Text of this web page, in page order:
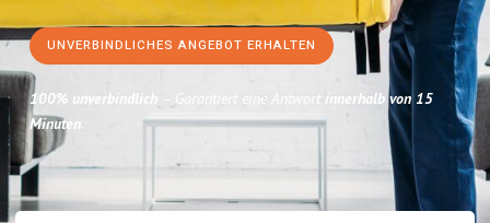
UNVERBINDLICHES ANGEBOT ERHALTEN
100% unverbindlich – Garantiert eine Antwort innerhalb von 15
Minuten.